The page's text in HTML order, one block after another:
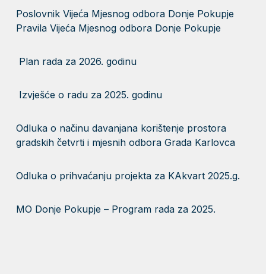
Poslovnik Vijeća Mjesnog odbora Donje Pokupje
Pravila Vijeća Mjesnog odbora Donje Pokupje
Plan rada za 2026. godinu
Izvješće o radu za 2025. godinu
Odluka o načinu davanjana korištenje prostora
gradskih četvrti i mjesnih odbora Grada Karlovca
Odluka o prihvaćanju projekta za KAkvart 2025.g.
MO Donje Pokupje – Program rada za 2025.